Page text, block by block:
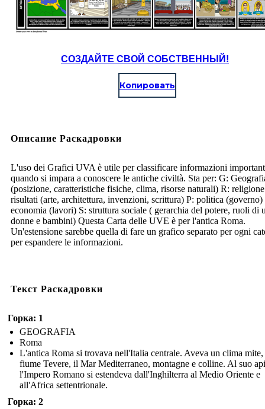
СОЗДАЙТЕ СВОЙ СОБСТВЕННЫЙ!
Копировать
Описание Раскадровки
L'uso dei Grafici UVA è utile per classificare informazioni
quando si impara a conoscere le antiche civiltà. Sta per: G:
(posizione, caratteristiche fisiche, clima, risorse naturali) R:
risultati (arte, architettura, invenzioni, scrittura) P: politica (governo)
economia (lavori) S: struttura sociale ( gerarchia del potere, ruoli di
donne e bambini) Questa Carta delle UVE è per l'antica Roma.
Un'estensione sarebbe quella di fare un grafico separato per ogni
per espandere le informazioni.
Текст Раскадровки
Горка: 1
GEOGRAFIA
Roma
L'antica Roma si trovava nell'Italia centrale. Aveva un clima
fiume Tevere, il Mar Mediterraneo, montagne e colline. Al suo
l'Impero Romano si estendeva dall'Inghilterra al Medio Oriente e
all'Africa settentrionale.
Горка: 2